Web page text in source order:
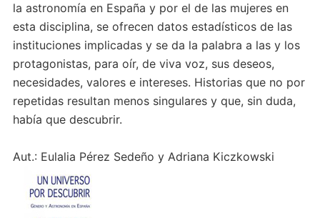
la astronomía en España y por el de las mujeres en
esta disciplina, se ofrecen datos estadísticos de las
instituciones implicadas y se da la palabra a las y los
protagonistas, para oír, de viva voz, sus deseos,
necesidades, valores e intereses. Historias que no por
repetidas resultan menos singulares y que, sin duda,
había que descubrir.
Aut.: Eulalia Pérez Sedeño y Adriana Kiczkowski